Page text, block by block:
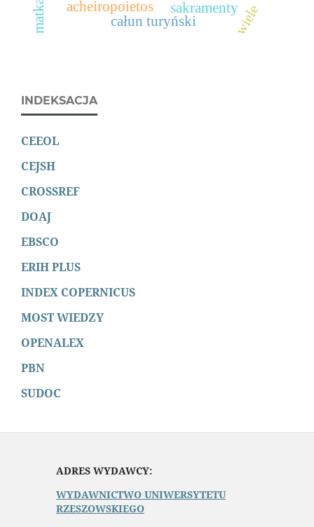
sakramenty
acheiropoietos
całun turyński wiele
INDEKSACJA
CEEOL
CEJSH
CROSSREF
DOAJ
EBSCO
ERIH PLUS
INDEX COPERNICUS
MOST WIEDZY
OPENALEX
PBN
SUDOC
ADRES WYDAWCY:
WYDAWNICTWO UNIWERSYTETU
RZESZOWSKIEGO